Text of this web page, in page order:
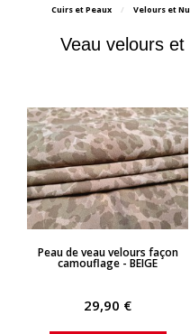
Cuirs et Peaux Velours et
Veau velours
APERÇU RAPIDE
Peau de veau velours façon
camouflage - BEIGE
29,90 €